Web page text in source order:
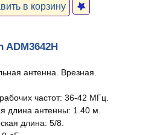
в корзину
ADM3642H
антенна. Врезная.
частот: 36-42 МГц.
длина антенны: 1.40 м.
длина: 5/8.